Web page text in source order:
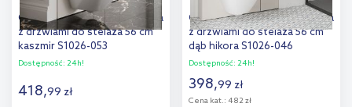
Cersanit Moduo szafka górna
z drzwiami do stelaża 56 cm
kaszmir S1026-053
Dostępność: 24h!
418,99 zł
Cersanit Moduo szafka górna
z drzwiami do stelaża 56 cm
dąb hikora S1026-046
Dostępność: 24h!
398,99 zł
Cena kat.: 482 zł